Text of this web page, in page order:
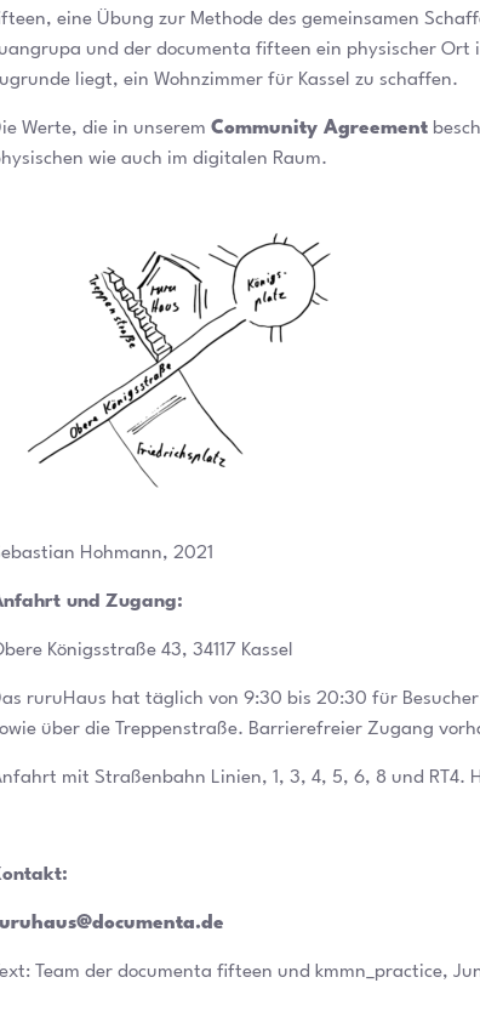
eine Übung zur Methode des gemeinsamen
und der documenta fifteen ein physischer
liegt, ein Wohnzimmer für Kassel zu schaffen.
Werte, die in unserem Community Agreement
wie auch im digitalen Raum.
Hohmann, 2021
und Zugang:
Königsstraße 43, 34117 Kassel
ruruHaus hat täglich von 9:30 bis 20:30 für
über die Treppenstraße. Barrierefreier Zugang
mit Straßenbahn Linien, 1, 3, 4, 5, 6, 8 und RT4.
Team der documenta fifteen und kmmn_practice,